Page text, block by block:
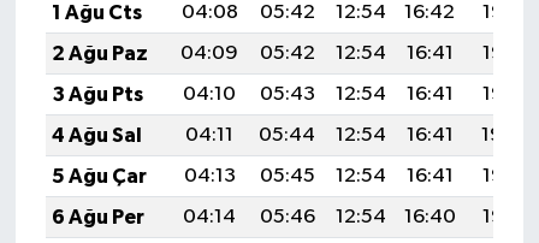
1 Ağu Cts
04:08 05:42 12:54 16:42
19:57
2 Ağu Paz
04:09 05:42 12:54 16:41
19:56
3 Ağu Pts
04:10 05:43 12:54 16:41
19:55
4 Ağu Sal
04:11 05:44 12:54 16:41
19:54
5 Ağu Çar
04:13 05:45 12:54 16:41
19:53
6 Ağu Per
04:14 05:46 12:54 16:40
19:52